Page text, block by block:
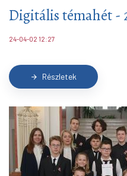
Digitális témahét -
24-04-02 12:27
arrow_forward Részletek